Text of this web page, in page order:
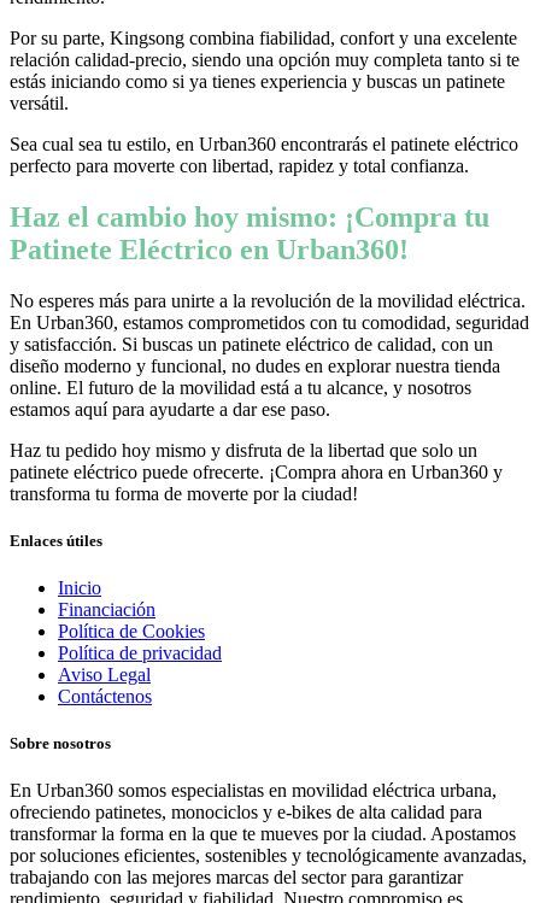
Por su parte, Kingsong combina fiabilidad, confort y una excelente
relación calidad-precio, siendo una opción muy completa tanto si te
estás iniciando como si ya tienes experiencia y buscas un patinete
versátil.
Sea cual sea tu estilo, en Urban360 encontrarás el patinete eléctrico
perfecto para moverte con libertad, rapidez y total confianza.
Haz el cambio hoy mismo: ¡Compra tu
Patinete Eléctrico en Urban360!
No esperes más para unirte a la revolución de la movilidad eléctrica.
En Urban360, estamos comprometidos con tu comodidad, seguridad
y satisfacción. Si buscas un patinete eléctrico de calidad, con un
diseño moderno y funcional, no dudes en explorar nuestra tienda
online. El futuro de la movilidad está a tu alcance, y nosotros
estamos aquí para ayudarte a dar ese paso.
Haz tu pedido hoy mismo y disfruta de la libertad que solo un
patinete eléctrico puede ofrecerte. ¡Compra ahora en Urban360 y
transforma tu forma de moverte por la ciudad!
Enlaces útiles
Inicio
Financiación
Política de Cookies
Política de privacidad
Aviso Legal
Contáctenos
Sobre nosotros
En Urban360 somos especialistas en movilidad eléctrica urbana,
ofreciendo patinetes, monociclos y e-bikes de alta calidad para
transformar la forma en la que te mueves por la ciudad. Apostamos
por soluciones eficientes, sostenibles y tecnológicamente avanzadas,
trabajando con las mejores marcas del sector para garantizar